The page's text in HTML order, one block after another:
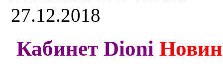
27.12.2018
Кабинет Dioni